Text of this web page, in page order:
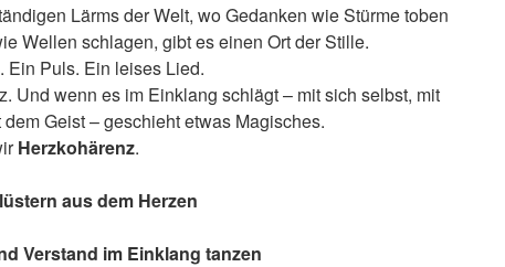
Lärms der Welt, wo Gedanken wie Stürme toben
Wellen schlagen, gibt es einen Ort der Stille.
Ein Puls. Ein leises Lied.
Und wenn es im Einklang schlägt – mit sich selbst, mit
Geist – geschieht etwas Magisches.
Herzkohärenz.
aus dem Herzen
Verstand im Einklang tanzen